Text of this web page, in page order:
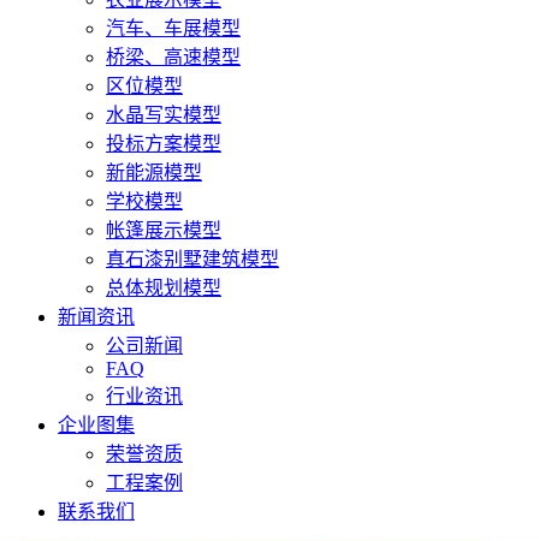
汽车、车展模型
桥梁、高速模型
区位模型
水晶写实模型
投标方案模型
新能源模型
学校模型
帐篷展示模型
真石漆别墅建筑模型
总体规划模型
新闻资讯
公司新闻
FAQ
行业资讯
企业图集
荣誉资质
工程案例
联系我们